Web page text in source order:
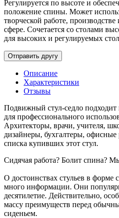
Регулируется по высоте и
положение спины. Может
творческой работе,
сфере. Сочетается со столами
для высоких и регулируемых
Описание
Характеристики
Отзывы
Подвижный стул-седло подходит
для профессионального
Архитекторы, врачи, учителя,
дизайнеры, бухгалтеры,
списка купивших этот стул.
Сидячая работа? Болит спина?
О достоинствах стульев в форме
много информации. Они
десятилетие. Действительно,
массу преимуществ перед
сиденьем.